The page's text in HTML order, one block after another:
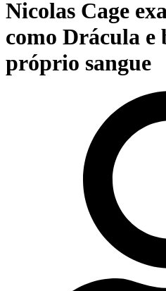
Nicolas Cage
como Drácula e
próprio sangue